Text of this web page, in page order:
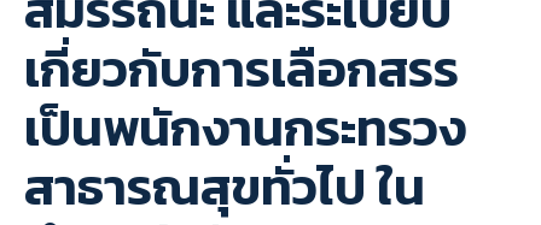
เกี่ยวกับการเลือกสรร
เป็นพนักงานกระทรวง
สาธารณสุขทั่วไป ใน